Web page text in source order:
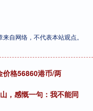
自网络，不代表本站观点。
价格56860港币/两
，感慨一句：我不能同